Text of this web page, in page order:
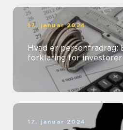
17. januar 2024
Hvad er personfradrag:
forklaring for
17. januar 2024